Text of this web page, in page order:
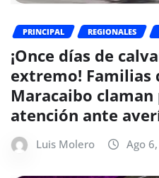
PRINCIPAL REGIONALES
¡Once días de
extremo! Familias
Maracaibo
atención ante
Luis Molero Ago